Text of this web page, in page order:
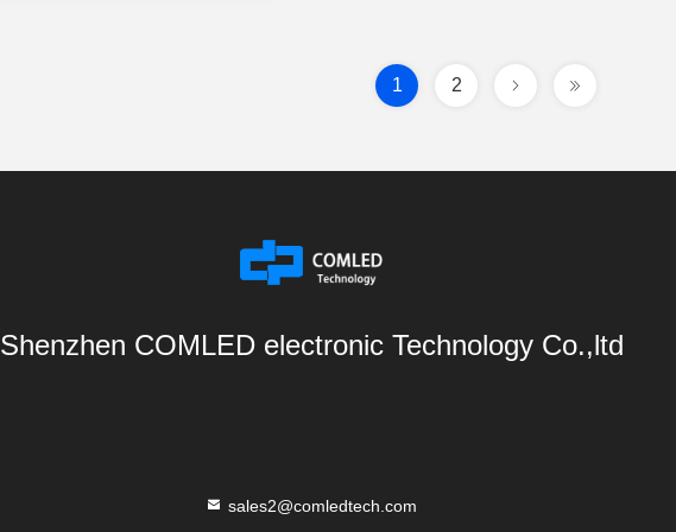
1 2
Shenzhen COMLED electronic Technology Co.,ltd
sales2@comledtech.com